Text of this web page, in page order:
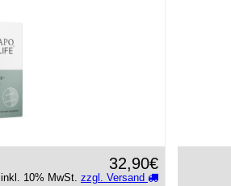
32,90€
inkl. 10% MwSt. zzgl. Versand